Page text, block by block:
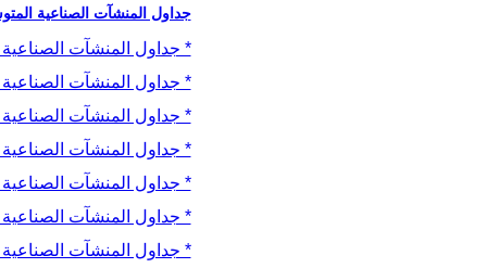
جداول المنشآت الصناعية
* جداول المنشآت الصناعية
* جداول المنشآت الصناعية
* جداول المنشآت الصناعية
* جداول المنشآت الصناعية
* جداول المنشآت الصناعية
* جداول المنشآت الصناعية
* جداول المنشآت الصناعية